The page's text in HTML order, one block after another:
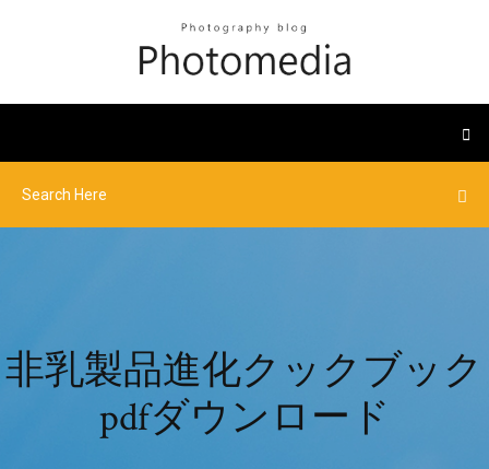
非乳製品進化クックブック
pdfダウンロード